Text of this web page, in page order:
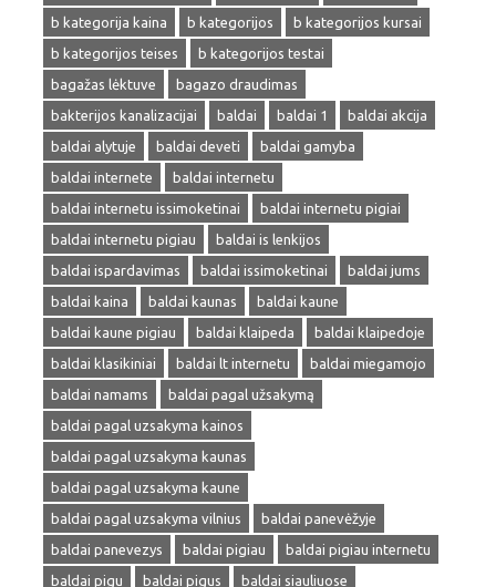
b kategorija kaina
b kategorijos
b kategorijos kursai
b kategorijos teises
b kategorijos testai
bagažas lėktuve
bagazo draudimas
bakterijos kanalizacijai
baldai baldai 1
baldai akcija
baldai alytuje
baldai deveti
baldai gamyba
baldai internete
baldai internetu
baldai internetu issimoketinai
baldai internetu pigiai
baldai internetu pigiau
baldai is lenkijos
baldai ispardavimas
baldai issimoketinai
baldai jums
baldai kaina
baldai kaunas
baldai kaune
baldai kaune pigiau
baldai klaipeda
baldai klaipedoje
baldai klasikiniai
baldai lt internetu
baldai miegamojo
baldai namams
baldai pagal užsakymą
baldai pagal uzsakyma kainos
baldai pagal uzsakyma kaunas
baldai pagal uzsakyma kaune
baldai pagal uzsakyma vilnius
baldai panevėžyje
baldai panevezys
baldai pigiau
baldai pigiau internetu
baldai pigu
baldai pigus baldai siauliuose